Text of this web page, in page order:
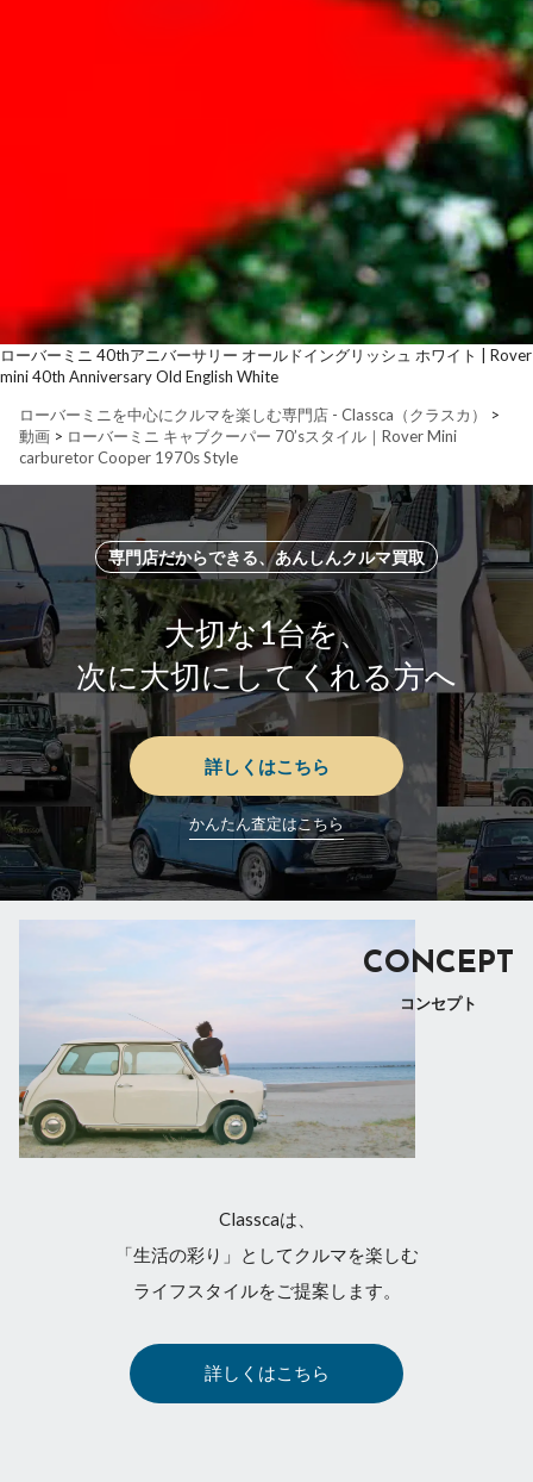
ローバーミニ 40thアニバーサリー オールドイングリッシュ ホワイト | Rover
mini 40th Anniversary Old English White
ローバーミニを中心にクルマを楽しむ専門店 - Classca（クラスカ）
>
動画 > ローバーミニ キャブクーパー 70’sスタイル｜Rover Mini
carburetor Cooper 1970s Style
専門店だからできる、あんしんクルマ買取
大切な1台を、
次に大切にしてくれる方へ
詳しくはこちら
かんたん査定はこちら
CONCEPT
コンセプト
Classcaは、
「生活の彩り」としてクルマを楽しむ
ライフスタイルをご提案します。
詳しくはこちら